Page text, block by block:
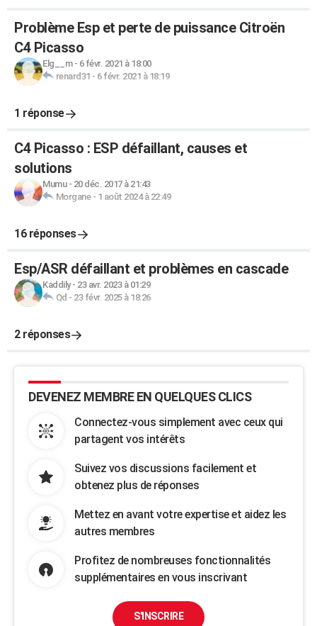
Problème Esp et perte de puissance Citroën
C4 Picasso
Elg__m- 6 févr. 2021 à 18:00
renard31 - 6 févr. 2021 à 18:19
1 réponse
C4 Picasso : ESP défaillant, causes et
solutions
Mumu- 20 déc. 2017 à 21:43
Morgane- 1 août 2024 à 22:49
16 réponses
Esp/ASR défaillant et problèmes en cascade
Kaddily- 23 avr. 2023 à 01:29
Qd - 23 févr. 2025 à 18:26
2 réponses
DEVENEZ MEMBRE EN QUELQUES CLICS
Connectez-vous simplement avec ceux qui
partagent vos intérêts
Suivez vos discussions facilement et
obtenez plus de réponses
Mettez en avant votre expertise et aidez les
autres membres
Profitez de nombreuses fonctionnalités
supplémentaires en vous inscrivant
S'INSCRIRE